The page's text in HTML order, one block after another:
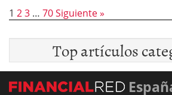
1 23 … 70Siguiente »
Top artículos